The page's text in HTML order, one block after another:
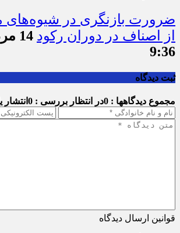
ضرورت بازنگری در شیوه‌های
از اصناف در دوران رکود
9:36
ثبت دیدگاه
مجموع دیدگاهها : 0 در انتظار بررسی : 0 انتشار
قوانین ارسال دیدگاه